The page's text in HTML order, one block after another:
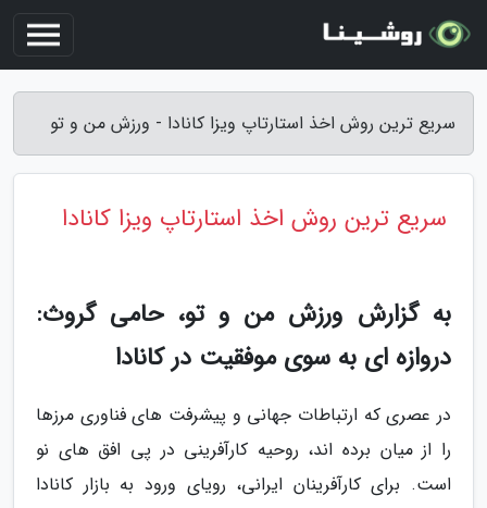
سریع ترین روش اخذ استارتاپ ویزا کانادا - ورزش من و تو
سریع ترین روش اخذ استارتاپ ویزا کانادا
به گزارش ورزش من و تو، حامی گروث:
دروازه ای به سوی موفقیت در کانادا
در عصری که ارتباطات جهانی و پیشرفت های فناوری مرزها
را از میان برده اند، روحیه کارآفرینی در پی افق های نو
است. برای کارآفرینان ایرانی، رویای ورود به بازار کانادا